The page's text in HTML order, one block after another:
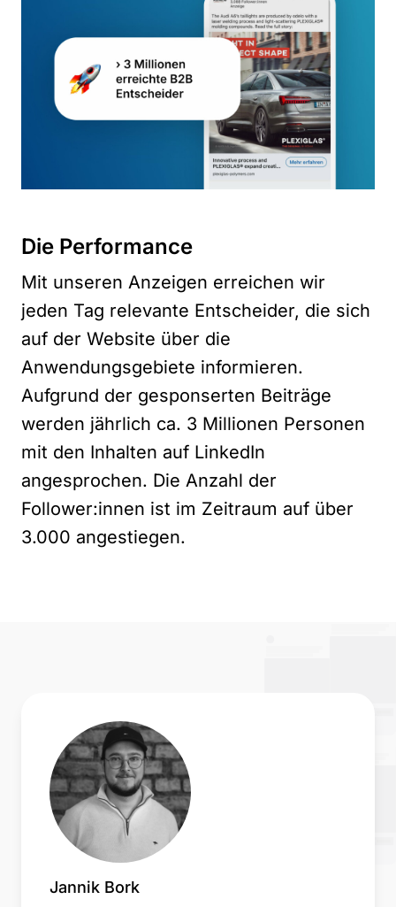
Die Performance
Mit unseren Anzeigen erreichen wir
jeden Tag relevante Entscheider, die sich
auf der Website über die
Anwendungsgebiete informieren.
Aufgrund der gesponserten Beiträge
werden jährlich ca. 3 Millionen Personen
mit den Inhalten auf LinkedIn
angesprochen. Die Anzahl der
Follower:innen ist im Zeitraum auf über
3.000 angestiegen.
Jannik Bork